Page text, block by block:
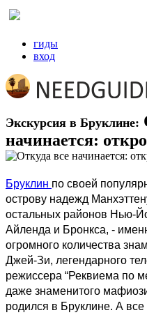
гиды
вход
Экскурсия в Бруклине:
начинается:
Бруклин по своей
острову надежд
остальных районов Нью-
Айленда и Бронкса, -
огромного количества
Джей-Зи, легендарного
режиссера “Реквиема по
даже знаменитого
родился в Бруклине. А все